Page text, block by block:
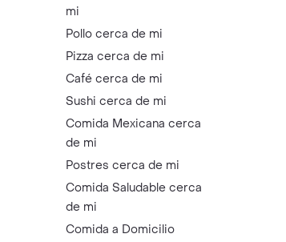
mi
Pollo cerca de mi
Pizza cerca de mi
Café cerca de mi
Sushi cerca de mi
Comida Mexicana cerca
de mi
Postres cerca de mi
Comida Saludable cerca
de mi
Comida a Domicilio